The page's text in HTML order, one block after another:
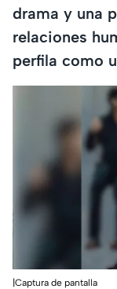
drama y una
relaciones
perfila como
|Captura de pantalla